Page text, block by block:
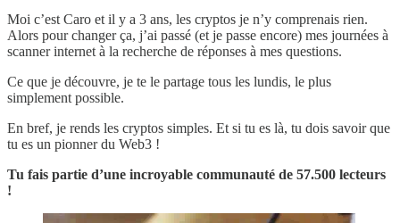
Moi c’est Caro et il y a 3 ans, les cryptos je n’y comprenais rien.
Alors pour changer ça, j’ai passé (et je passe encore) mes journées à
scanner internet à la recherche de réponses à mes questions.
Ce que je découvre, je te le partage tous les lundis, le plus
simplement possible.
En bref, je rends les cryptos simples. Et si tu es là, tu dois savoir que
tu es un pionner du Web3 !
Tu fais partie d’une incroyable communauté de 57.500 lecteurs
!